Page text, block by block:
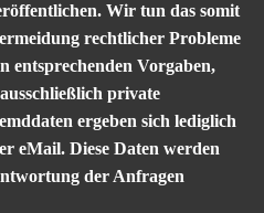
Wir tun das somit
rechtlicher Probleme
entsprechenden Vorgaben,
private
ergeben sich lediglich
eMail. Diese Daten werden
der Anfragen